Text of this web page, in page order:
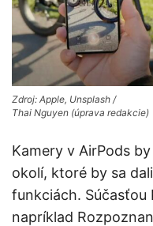
Zdroj: Apple, Unsplash /
Thai Nguyen (úprava redakcie)
Kamery v AirPods
okolí, ktoré by sa
funkciách. Súčasťou
napríklad